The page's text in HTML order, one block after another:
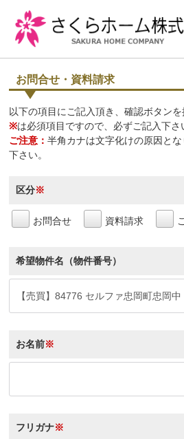
お問合せ・資料請求
以下の項目にご記入頂き、確認ボタンを
※は必須項目ですので、必ずご記入下さ
ご注意：半角カナは文字化けの原因と
下さい。
区分※
お問合せ 資料請求
希望物件名（物件番号）
お名前※
フリガナ※